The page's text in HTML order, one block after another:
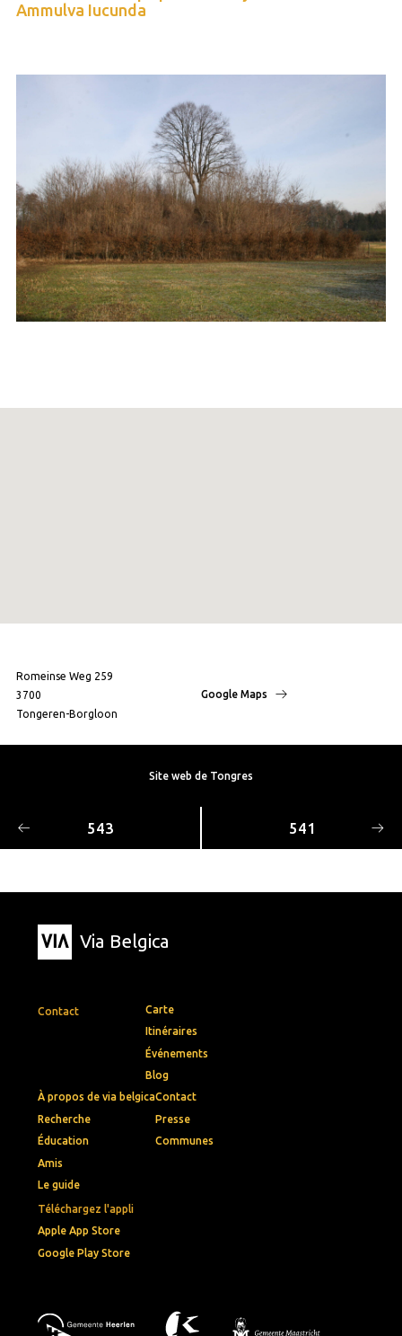
Ammulva Iucunda
Romeinse Weg 259
3700
Tongeren-Borgloon
Google Maps
Site web de Tongres
543 541
Via Belgica
Contact
Téléchargez l'appli
Apple App Store
Google Play Store
Carte
Itinéraires
Événements
Blog
À propos de via belgica
Recherche
Éducation
Amis
Le guide
Contact
Presse
Communes